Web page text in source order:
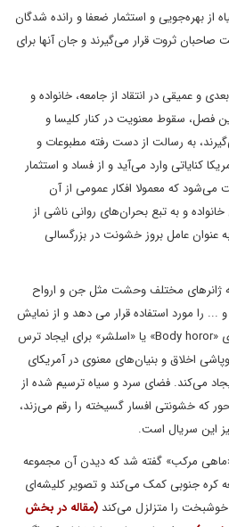
بهره‌جویی و استثمار ضعفا و رانده شدگان
صاحبان ثروت قرار می‌گیرند و جان آنها برای
و عمیقی در انتقاد از جامعه، خانواده و
فصل، سقوط معنویت در کنار کلیسا و
به رسالت از دست رفته مطبوعات و
کنایاتی وارد می‌آید و از فساد و استثمار
که معمولا افکار عمومی از آن
و به تبع بحران‌های روانی ناشی از
عامل بروز خشونت در بزرگسالی
ژانر‌های مختلف وحشت مثل جن و ارواح
و ... را مورد استفاده قرار می دهد و از نمایش
خون و مثله شدن به سبک فیلم‌های «Body horor» یا «اسلشر» برای ایجاد ترس
اخلاق و بنیان‌های معنوی در آمریکای
می‌کند. فضای سرد و سیاه ترسیم شده از
که خشونتی افسار گسیخته را رقم می‌زند،
این سریال است.
مرکب» گفته شد که دیدن آن مجموعه
کره جنوبی کمک می‌کند و تصویر کلیشه‌ای
را متزلزل می‌کند (مقاله در بخش